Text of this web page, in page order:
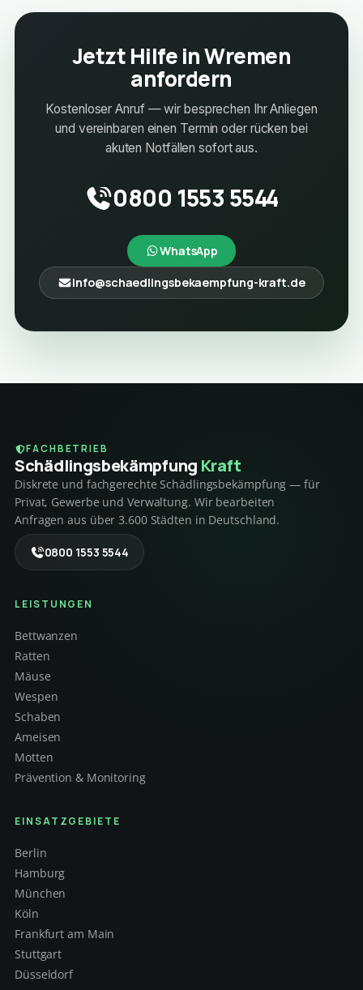
Jetzt Hilfe in Wremen
anfordern
Kostenloser Anruf — wir besprechen Ihr Anliegen
und vereinbaren einen Termin oder rücken bei
akuten Notfällen sofort aus.
0800 1553 5544
WhatsApp
info@schaedlingsbekaempfung-kraft.de
FACHBETRIEB
Schädlings­bekämpfung Kraft
Diskrete und fachgerechte Schädlingsbekämpfung — für
Privat, Gewerbe und Verwaltung. Wir bearbeiten
Anfragen aus über 3.600 Städten in Deutschland.
0800 1553 5544
LEISTUNGEN
Bettwanzen
Ratten
Mäuse
Wespen
Schaben
Ameisen
Motten
Prävention & Monitoring
EINSATZGEBIETE
Berlin
Hamburg
München
Köln
Frankfurt am Main
Stuttgart
Düsseldorf